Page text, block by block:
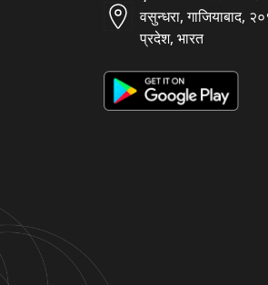
वसुन्धरा, गाजियाबाद,
प्रदेश, भारत